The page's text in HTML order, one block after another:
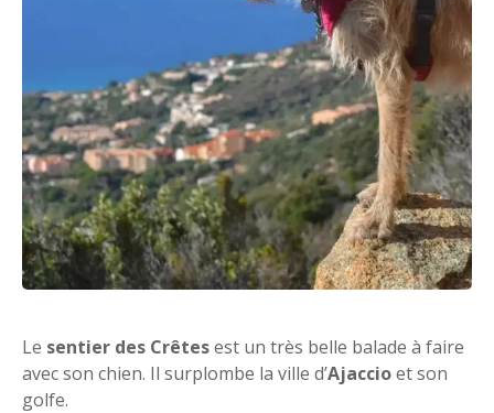
Le sentier des Crêtesest un très belle balade à faire
avec son chien. Il surplombe la ville d’Ajaccioet son
golfe.